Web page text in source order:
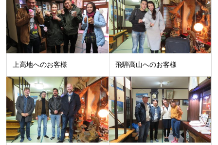
上高地へのお客様 飛騨高山へのお客様